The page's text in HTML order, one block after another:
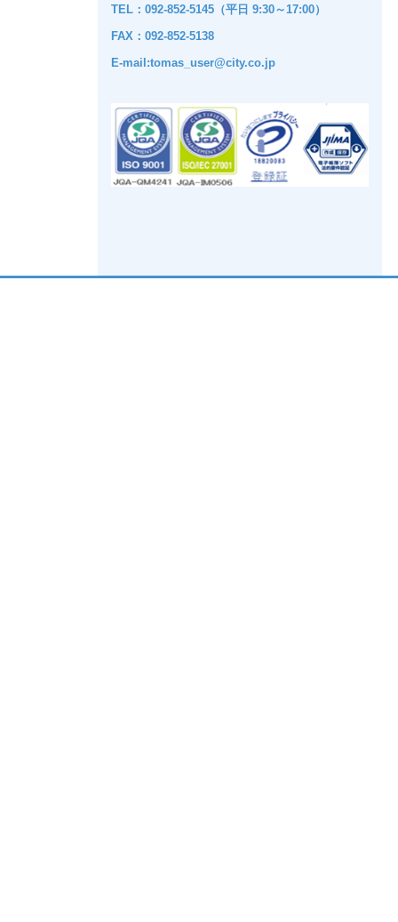
TEL：092-852-5145（平日 9:30～17:00）
FAX：092-852-5138
E-mail:tomas_user@city.co.jp